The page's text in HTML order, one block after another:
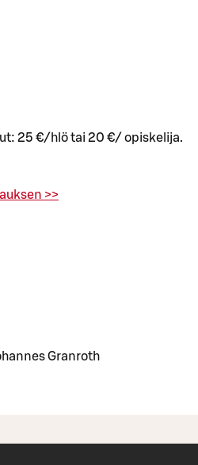
25 €/hlö tai 20 €/ opiskelija.
>>
Granroth